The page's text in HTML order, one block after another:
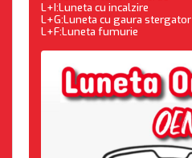
L+I:Luneta cu incalzire
L+G:Luneta cu gaura stergator
L+F:Luneta fumurie